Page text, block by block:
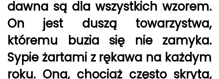
dawna są dla wszystkich wzorem.
On jest duszą towarzystwa,
któremu buzia się nie zamyka.
Sypie żartami z rękawa na każdym
roku. Ona, chociaż często skryta,